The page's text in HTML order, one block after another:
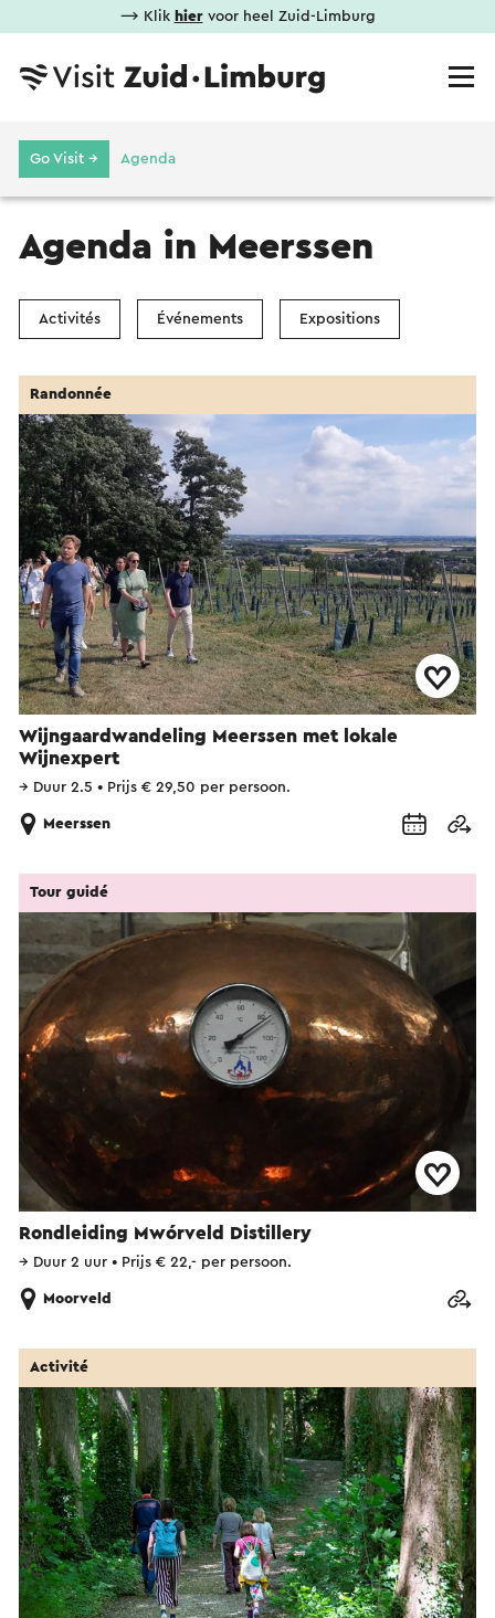
⟶ Klik hiervoor heel Zuid-Limburg
Go Visit → Agenda
Agenda in Meerssen
Activités Événements Expositions
Wijngaardwandeling Meerssen met lokale
Wijnexpert
Randonnée
→ Duur 2.5 • Prijs € 29,50 per persoon.
Meerssen
Rondleiding Mwórveld Distillery
Tour guidé
→ Duur 2 uur • Prijs € 22,- per persoon.
Moorveld
Activité